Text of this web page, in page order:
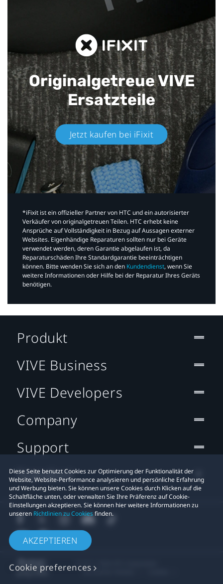
Originalgetreue VIVE
Ersatzteile
Jetzt kaufen bei iFixit​
*iFixit ist ein offizieller Partner von HTC und ein autorisierter
Verkäufer von originalgetreuen Teilen. HTC erhebt keine
Ansprüche auf Vollständigkeit in Bezug auf Aussagen externer
Websites. Eigenhändige Reparaturen sollten nur bei Geräte
verwendet werden, deren Garantie abgelaufen ist, da
Reparaturschäden Ihre Standardgarantie beeinträchtigen
können. Bitte wenden Sie sich an den Kundendienst, wenn Sie
weitere Informationen oder Hilfe bei der Reparatur Ihres Geräts
benötigen.​
Diese Seite benutzt Cookies zur Optimierung der Funktionalität der
Website, Website-Performance analysieren und persönliche Erfahrung
und Werbung bieten. Sie können unsere Cookies durch Klicken auf die
Schaltfläche unten, oder verwalten Sie Ihre Präferenz auf Cookie-
Einstellungen akzeptieren. Sie können hier weitere Informationen zu
unseren Richtlinien zu Cookiesfinden.
AKZEPTIEREN
Cookie preferences
Produkt
VIVE Business
VIVE Developers
Company
Support
Standort
Rechtlicher Hinweis